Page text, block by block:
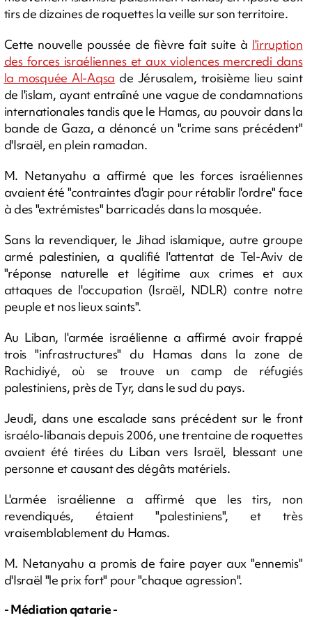
tirs de dizaines de roquettes la veille sur son territoire.
Cette nouvelle poussée de fièvre fait suite à l'irruption
des forces israéliennes et aux violences mercredi dans
la mosquée Al-Aqsa de Jérusalem, troisième lieu saint
de l'islam, ayant entraîné une vague de condamnations
internationales tandis que le Hamas, au pouvoir dans la
bande de Gaza, a dénoncé un "crime sans précédent"
d'Israël, en plein ramadan.
M. Netanyahu a affirmé que les forces israéliennes
avaient été "contraintes d'agir pour rétablir l'ordre" face
à des "extrémistes" barricadés dans la mosquée.
Sans la revendiquer, le Jihad islamique, autre groupe
armé palestinien, a qualifié l'attentat de Tel-Aviv de
"réponse naturelle et légitime aux crimes et aux
attaques de l'occupation (Israël, NDLR) contre notre
peuple et nos lieux saints".
Au Liban, l'armée israélienne a affirmé avoir frappé
trois "infrastructures" du Hamas dans la zone de
Rachidiyé, où se trouve un camp de réfugiés
palestiniens, près de Tyr, dans le sud du pays.
Jeudi, dans une escalade sans précédent sur le front
israélo-libanais depuis 2006, une trentaine de roquettes
avaient été tirées du Liban vers Israël, blessant une
personne et causant des dégâts matériels.
L'armée israélienne a affirmé que les tirs, non
revendiqués, étaient "palestiniens", et très
vraisemblablement du Hamas.
M. Netanyahu a promis de faire payer aux "ennemis"
d'Israël "le prix fort" pour "chaque agression".
- Médiation qatarie -